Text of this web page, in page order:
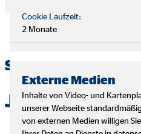
Starte in deinen
Jetzt bewerben
Cookie Laufzeit:
2 Monate
Externe Medien
Inhalte von Video- und
unserer Webseite
von externen Medien willigen